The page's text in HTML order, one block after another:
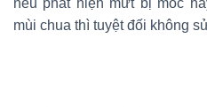
nếu phát hiện mứt bị mốc
mùi chua thì tuyệt đối không